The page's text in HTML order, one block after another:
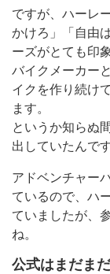
ですが、ハーレ
かけろ」「自由
ーズがとても印
バイクメーカー
イクを作り続け
ます。
というか知らぬ
出していたんで
アドベンチャー
ているので、ハ
ていましたが、
ね。
公式はまだま